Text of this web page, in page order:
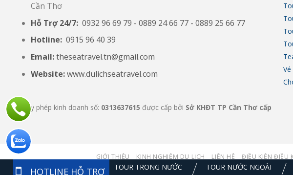
Cần Thơ
Hỗ Trợ 24/7:0932 96 69 79 - 0889 24 66 77 - 0889 25 66 77
Hotline:0915 96 40 39
Email:theseatravel.tn@gmail.com
Website:www.dulichseatravel.com
Giấy phép kinh doanh số: 0313637615 được cấp bởi Sở KHĐT TP Cần Thơ cấp
GIỚI THIỆU KINH NGHIỆM DU LỊCH LIÊN HỆ ĐIỀU KIỆN ĐIỀU
Copyright
HOTLINE HỖ TRỢ
TOUR TRONG NƯỚC
TOUR NƯỚC NGOÀI